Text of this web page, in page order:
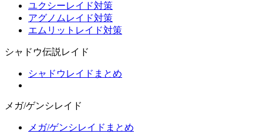
ユクシーレイド対策
アグノムレイド対策
エムリットレイド対策
シャドウ伝説レイド
シャドウレイドまとめ
メガ/ゲンシレイド
メガ/ゲンシレイドまとめ